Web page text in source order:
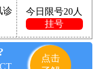
诊
今日限号20人
挂号
点击